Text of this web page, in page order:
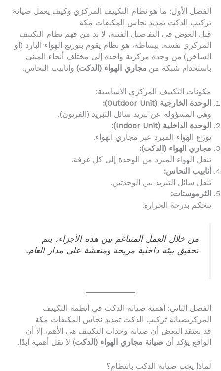
الفصل الأول: ما هو نظام التكييف المركزي وكيف يعمل صيانة
تركيب الدكت تمديد نحاس المكيفات مكة
قبل الغوص في التفاصيل الفنية، لا بد من فهم نظام التكييف
المركزي نفسه. ببساطة، هو نظام يقوم بتوزيع الهواء البارد (أو
الساخن) من وحدة مركزية واحدة إلى مختلف أنحاء المبنى
باستخدام شبكة من مجاري الهواء (الدكت) وأنابيب النحاس.
مكونات التكييف المركزي الأساسية:
الوحدة الخارجية (Outdoor Unit):
وهي المسؤولة عن تبريد سائل التبريد (الفريون).
الوحدة الداخلية (Indoor Unit):
توزع الهواء المبرد عبر مجاري الهواء.
مجاري الهواء (الدكت):
تنقل الهواء المبرد من الوحدة إلى كل غرفة.
أنابيب النحاس:
تنقل سائل التبريد بين الوحدتين.
الثرموستات:
يتحكم بدرجة الحرارة.
من خلال العمل المتناغم بين هذه الأجزاء، يتم
تحقيق بيئة داخلية مريحة ومنعشة على مدار العام.
الفصل الثاني: أهمية صيانة الدكت في أنظمة التكييف
المركزيصيانة تركيب الدكت تمديد نحاس المكيفات مكة
قد يعتقد البعض أن صيانة وحدات التكييف هي الأهم، إلا أن
الواقع يؤكد أن صيانة مجاري الهواء (الدكت) لا تقل أهمية أبدًا.
لماذا يجب صيانة الدكت بانتظام؟